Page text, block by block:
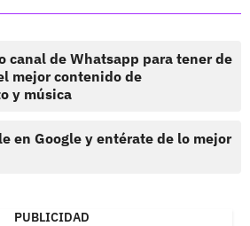
canal de Whatsapp para tener de
mejor contenido de
y música
en Google y entérate de lo mejor
PUBLICIDAD